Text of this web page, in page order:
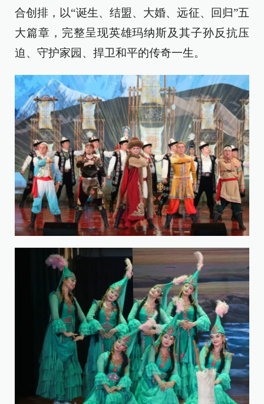
合创排，以“诞生、结盟、大婚、远征、回归”五
大篇章，完整呈现英雄玛纳斯及其子孙反抗压
迫、守护家园、捍卫和平的传奇一生。